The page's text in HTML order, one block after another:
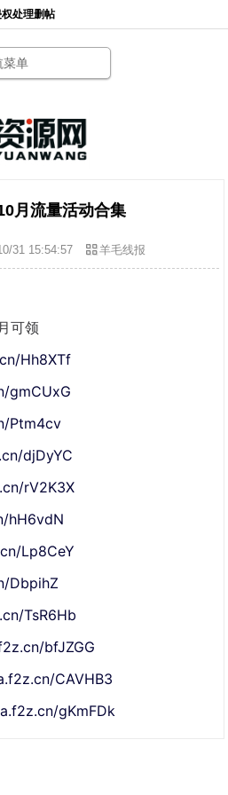
处理删帖
菜单
月流量活动合集
31 15:54:57 羊毛线报
可领
Hh8XTf
gmCUxG
Ptm4cv
djDyYC
rV2K3X
hH6vdN
Lp8CeY
DbpihZ
TsR6Hb
bfJZGG
CAVHB3
gKmFDk